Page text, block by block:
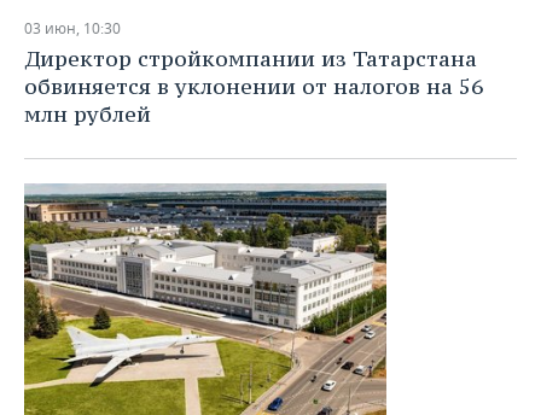
03 июн, 10:30
Директор стройкомпании из Татарстана
обвиняется в уклонении от налогов на 56
млн рублей